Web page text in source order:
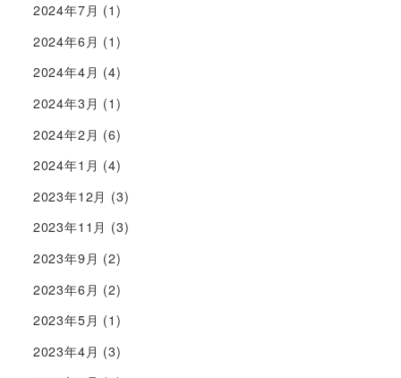
2024年7月 (1)
2024年6月 (1)
2024年4月 (4)
2024年3月 (1)
2024年2月 (6)
2024年1月 (4)
2023年12月 (3)
2023年11月 (3)
2023年9月 (2)
2023年6月 (2)
2023年5月 (1)
2023年4月 (3)